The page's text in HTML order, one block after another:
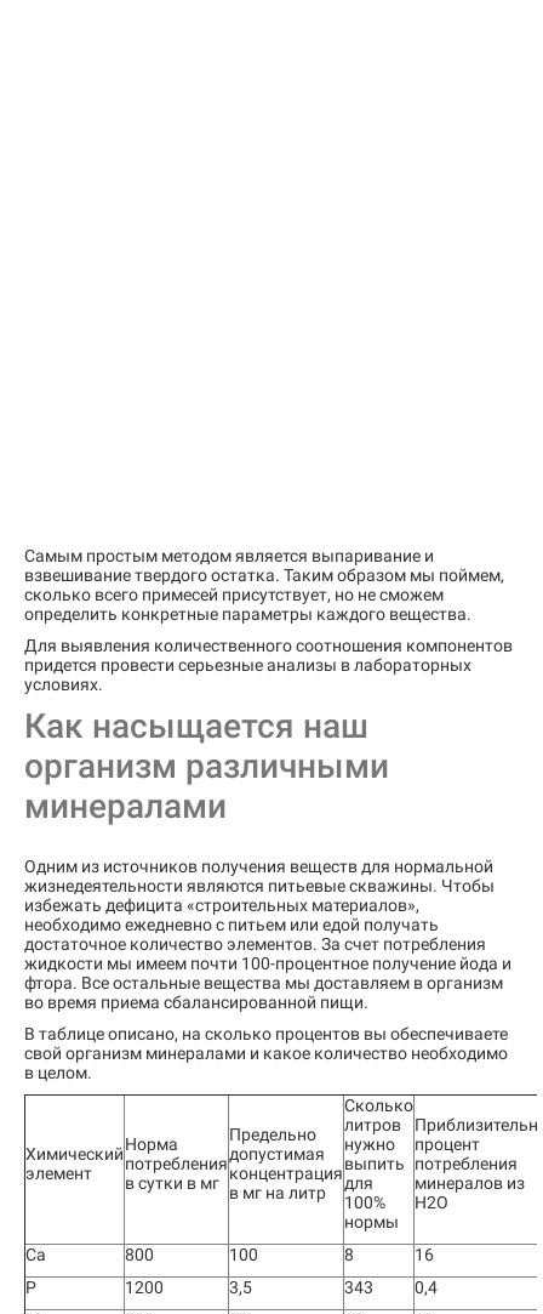
Самым простым методом является выпаривание и
взвешивание твердого остатка. Таким образом мы поймем,
сколько всего примесей присутствует, но не сможем
определить конкретные параметры каждого вещества.
Для выявления количественного соотношения компонентов
придется провести серьезные анализы в лабораторных
условиях.
Как насыщается наш
организм различными
минералами
Одним из источников получения веществ для нормальной
жизнедеятельности являются питьевые скважины. Чтобы
избежать дефицита «строительных материалов»,
необходимо ежедневно с питьем или едой получать
достаточное количество элементов. За счет потребления
жидкости мы имеем почти 100-процентное получение йода и
фтора. Все остальные вещества мы доставляем в организм
во время приема сбалансированной пищи.
В таблице описано, на сколько процентов вы обеспечиваете
свой организм минералами и какое количество необходимо
в целом.
Химический
элемент
Норма
потребления
в сутки в мг
Предельно
допустимая
концентрация
в мг на литр
Сколько
литров
нужно
выпить
для
100%
нормы
процент
потребления
минералов из
Н2О
Са 800 100 8
16
P
1200 3,5 343
0,4